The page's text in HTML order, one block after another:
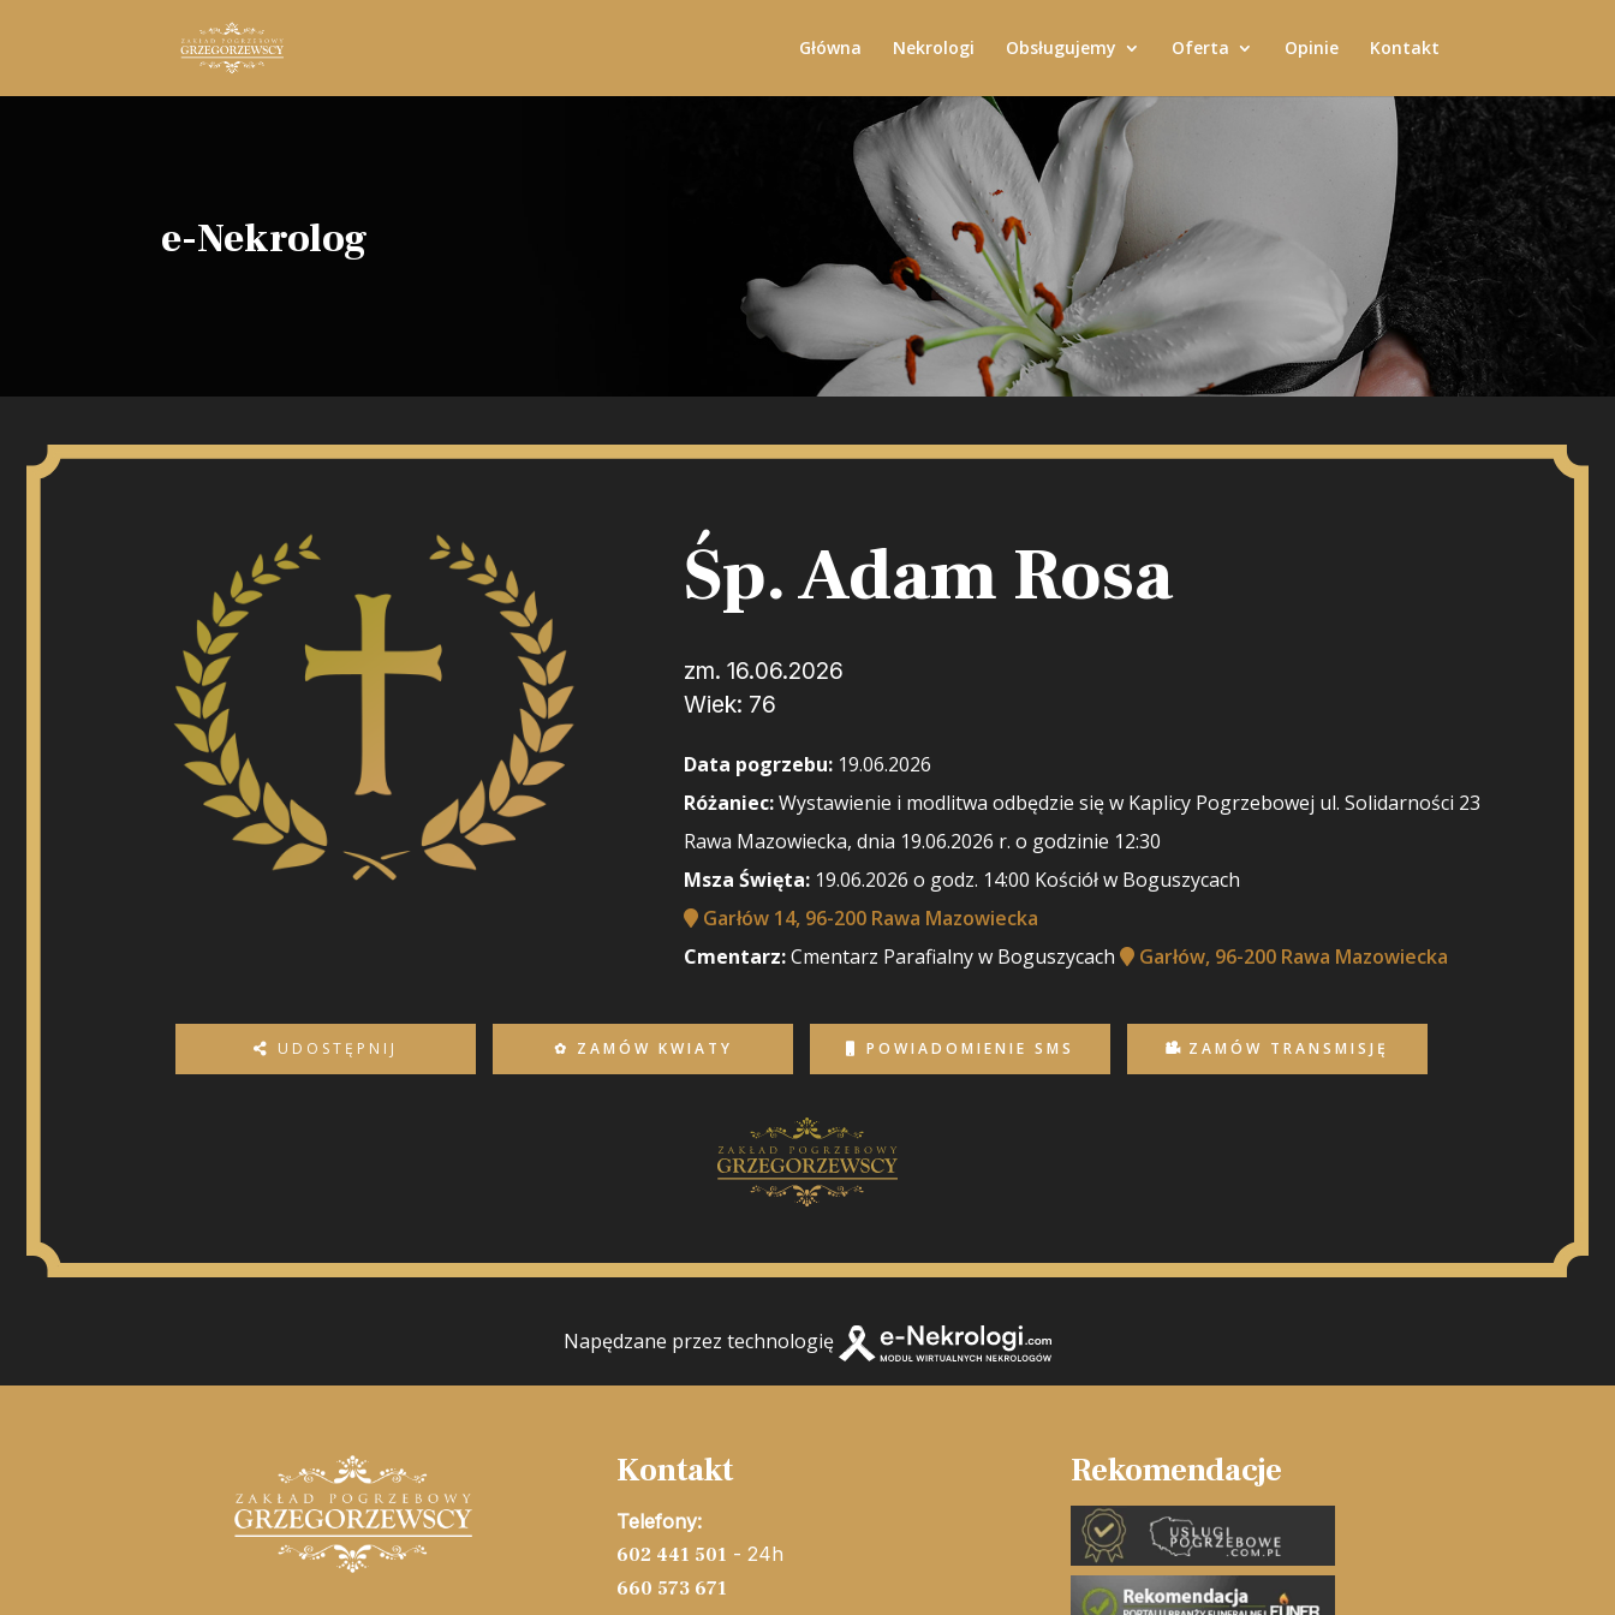
Główna Nekrologi Obsługujemy Oferta Opinie Kontakt
e-Nekrolog
Śp. Adam Rosa
zm. 16.06.2026
Wiek: 76
Data pogrzebu: 19.06.2026
Różaniec:Wystawienie i modlitwa odbędzie się w Kaplicy Pogrzebowej ul. Solidarności 23
Rawa Mazowiecka, dnia 19.06.2026 r. o godzinie 12:30
Msza Święta: 19.06.2026 o godz. 14:00 Kościół w Boguszycach
Garłów 14, 96-200 Rawa Mazowiecka
Cmentarz:Cmentarz Parafialny w Boguszycach Garłów, 96-200 Rawa Mazowiecka
UDOSTĘPNIJ ✿ ZAMÓW KWIATY POWIADOMIENIE SMS ZAMÓW TRANSMISJĘ
Napędzane przez technologię
Kontakt
Telefony:
602 441 501 - 24h
660 573 671
Rekomendacje